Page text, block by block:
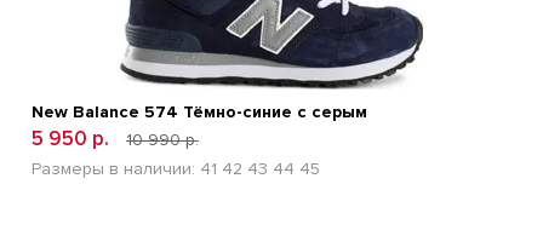
New Balance 574 Тёмно-синие с серым
5 950 р.
10 990 р.
Размеры в наличии: 41 42 43 44 45